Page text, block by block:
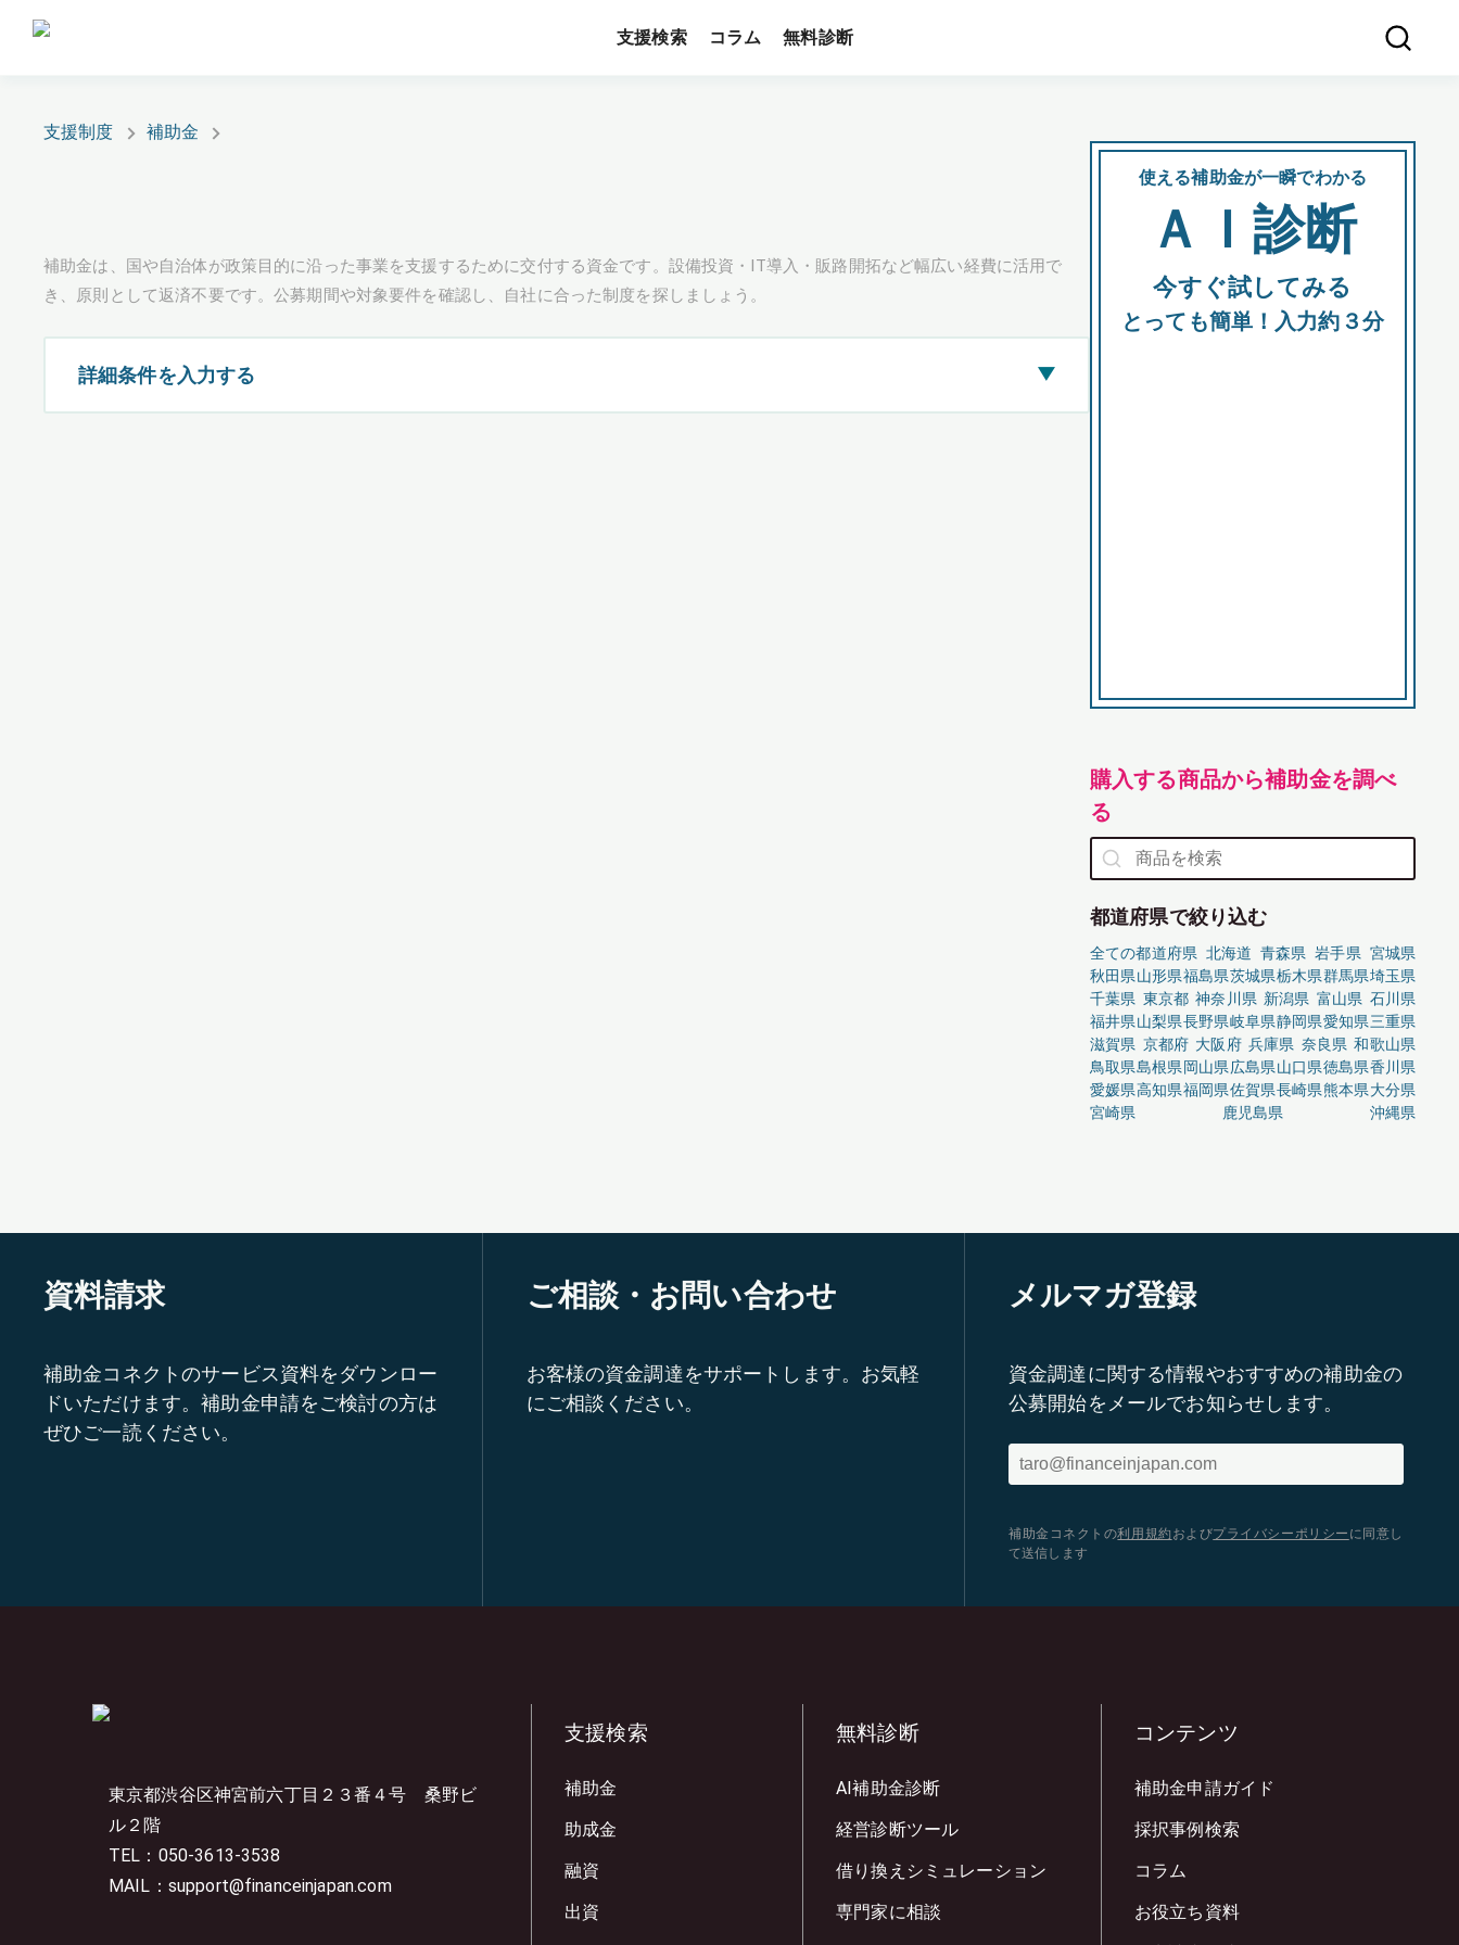
支援検索 コラム 無料診断
支援制度 補助金
補助金は、国や自治体が政策目的に沿った事業を支援するために交付する資金です。設備投資・IT導入・販路開拓など幅広い経費に活用で
き、原則として返済不要です。公募期間や対象要件を確認し、自社に合った制度を探しましょう。
詳細条件を入力する ▶
使える補助金が一瞬でわかる
ＡＩ診断
今すぐ試してみる
とっても簡単！入力約３分
購入する商品から補助金を調べ
る
都道府県で絞り込む
全ての都道府県 北海道 青森県 岩手県 宮城県
秋田県山形県福島県茨城県栃木県群馬県埼玉県
千葉県 東京都 神奈川県 新潟県 富山県 石川県
福井県山梨県長野県岐阜県静岡県愛知県三重県
滋賀県 京都府 大阪府 兵庫県 奈良県 和歌山県
鳥取県島根県岡山県広島県山口県徳島県香川県
愛媛県高知県福岡県佐賀県長崎県熊本県大分県
宮崎県
鹿児島県 沖縄県
資料請求
補助金コネクトのサービス資料をダウンロー
ドいただけます。補助金申請をご検討の方は
ぜひご一読ください。
ご相談・お問い合わせ
お客様の資金調達をサポートします。お気軽
にご相談ください。
メルマガ登録
資金調達に関する情報やおすすめの補助金の
公募開始をメールでお知らせします。
補助金コネクトの利用規約 およびプライバシーポリシー に同意し
て送信します
東京都渋谷区神宮前六丁目２３番４号 桑野ビ
ル２階
TEL：050-3613-3538
MAIL：support@financeinjapan.com
支援検索
補助金
助成金
融資
出資
無料診断
AI補助金診断
経営診断ツール
借り換えシミュレーション
専門家に相談
コンテンツ
補助金申請ガイド
採択事例検索
コラム
お役立ち資料